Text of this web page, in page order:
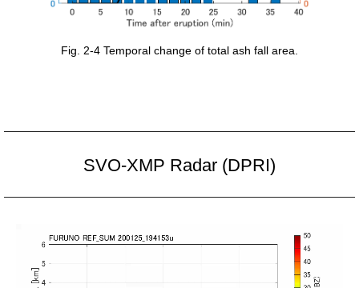
Fig. 2-4 Temporal change of total ash fall area.
SVO-XMP Radar (DPRI)